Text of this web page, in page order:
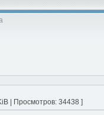
| Просмотров: 34438 ]